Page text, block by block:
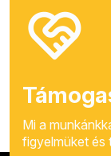
Mi a
figyelmüket és